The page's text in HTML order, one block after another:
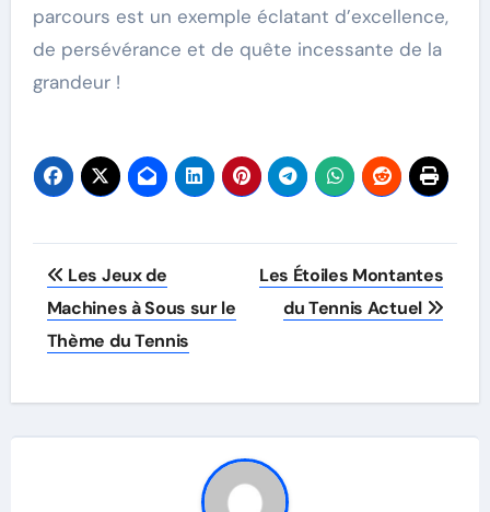
parcours est un exemple éclatant d’excellence,
de persévérance et de quête incessante de la
grandeur !
Post
navigation
Les Jeux de
Machines à Sous sur le
Thème du Tennis
Les Étoiles Montantes
du Tennis Actuel